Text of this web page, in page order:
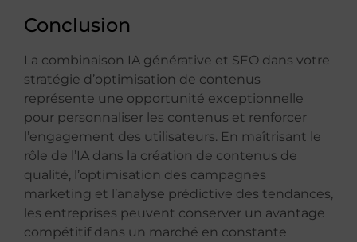
Conclusion
La combinaison IA générative et SEO dans votre
stratégie d’optimisation de contenus
représente une opportunité exceptionnelle
pour personnaliser les contenus et renforcer
l’engagement des utilisateurs. En maîtrisant le
rôle de l’IA dans la création de contenus de
qualité, l’optimisation des campagnes
marketing et l’analyse prédictive des tendances,
les entreprises peuvent conserver un avantage
compétitif dans un marché en constante